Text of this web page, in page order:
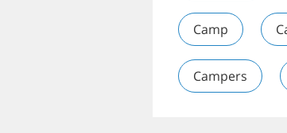
Camp
Campers